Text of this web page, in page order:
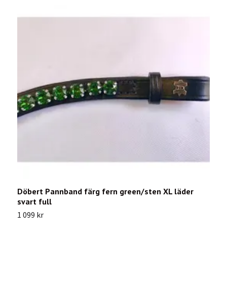
Döbert Pannband färg fern green/sten XL läder
svart full
1 099 kr